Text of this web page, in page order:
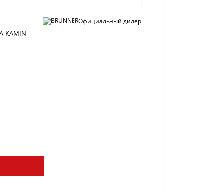
KAMIN
Официальный дилер